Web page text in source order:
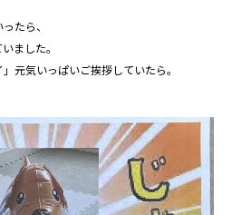
たら、
ました。
元気いっぱいご挨拶していたら。